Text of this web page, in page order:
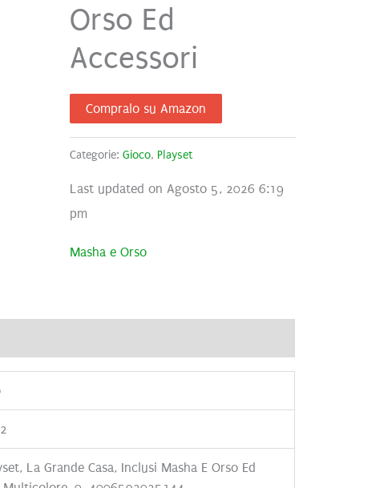
Orso Ed
Accessori
Compralo su Amazon
Categorie: Gioco, Playset
Last updated on Agosto 5, 2026 6:19
pm
Masha e Orso
La Grande Casa, Inclusi Masha E Orso Ed